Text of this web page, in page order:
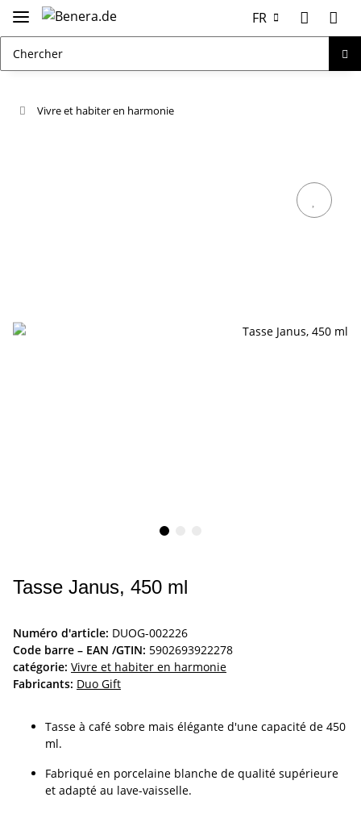
FR
Vivre et habiter en harmonie
Tasse Janus, 450 ml
Numéro d'article: DUOG-002226
Code barre – EAN /GTIN: 5902693922278
catégorie: Vivre et habiter en harmonie
Fabricants: Duo Gift
Tasse à café sobre mais élégante d'une capacité de 450
ml.
Fabriqué en porcelaine blanche de qualité supérieure
et adapté au lave-vaisselle.